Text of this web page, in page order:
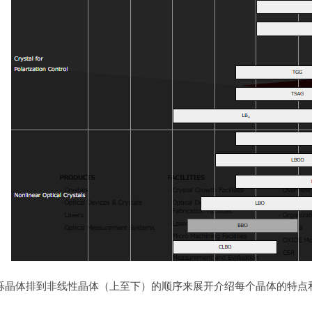
晶体排到非线性晶体（上至下）的顺序来展开介绍每个晶体的特点